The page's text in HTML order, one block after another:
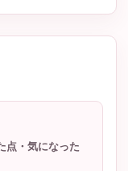
点・気になった